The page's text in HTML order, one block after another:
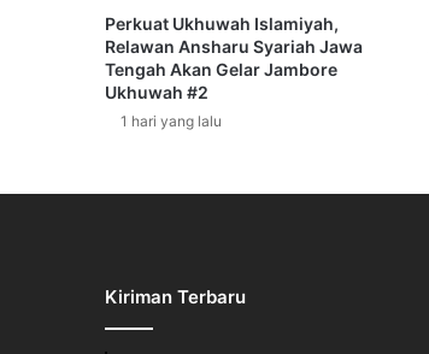
u
Perkuat Ukhuwah Islamiyah,
Relawan Ansharu Syariah Jawa
Tengah Akan Gelar Jambore
Ukhuwah #2
1 hari yang lalu
Kiriman Terbaru